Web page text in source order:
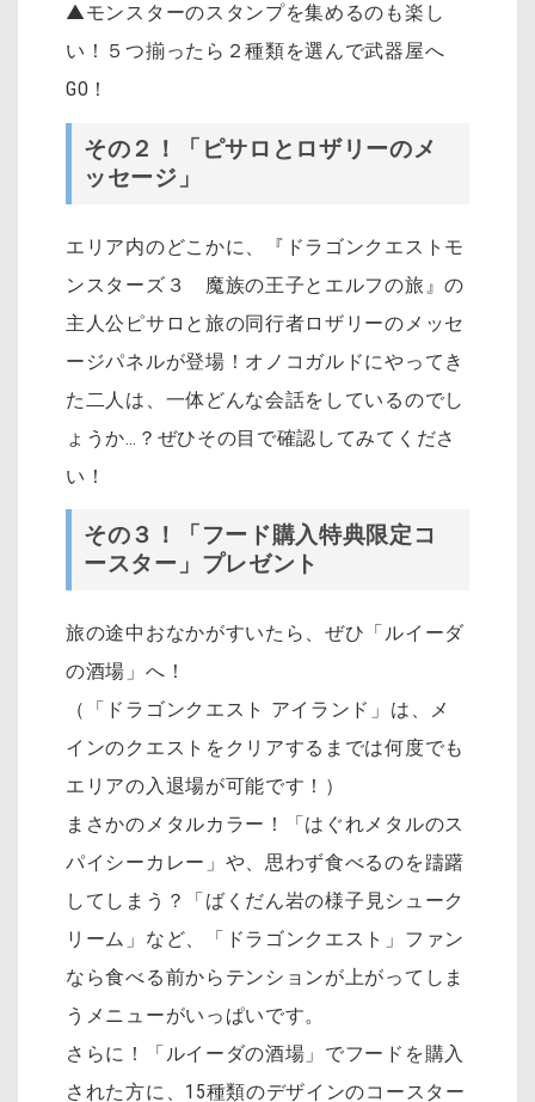
▲モンスターのスタンプを集めるのも楽し
い！５つ揃ったら２種類を選んで武器屋へ
GO！
その２！「ピサロとロザリーのメ
ッセージ」
エリア内のどこかに、『ドラゴンクエストモ
ンスターズ３ 魔族の王子とエルフの旅』の
主人公ピサロと旅の同行者ロザリーのメッセ
ージパネルが登場！オノコガルドにやってき
た二人は、一体どんな会話をしているのでし
ょうか…？ぜひその目で確認してみてくださ
い！
その３！「フード購入特典限定コ
ースター」プレゼント
旅の途中おなかがすいたら、ぜひ「ルイーダ
の酒場」へ！
（「ドラゴンクエスト アイランド」は、メ
インのクエストをクリアするまでは何度でも
エリアの入退場が可能です！）
まさかのメタルカラー！「はぐれメタルのス
パイシーカレー」や、思わず食べるのを躊躇
してしまう？「 ばくだん岩の様子見シューク
リーム」など、「ドラゴンクエスト」ファン
なら食べる前からテンションが上がってしま
うメニューがいっぱいです。
さらに！「ルイーダの酒場」でフードを購入
された方に、15種類のデザインのコースター